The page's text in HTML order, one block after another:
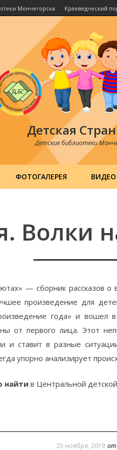
Мончегорска Краеведческий
Детская
Детские библиотеки
ФОТОГАЛЕРЕЯ ВИДЕО
Волки
— сборник рассказов
произведение для
года» и вошел
от первого лица. Этот
и ставит в разные
упорно анализирует
найтив Центральной
25 ноября, 2019 от